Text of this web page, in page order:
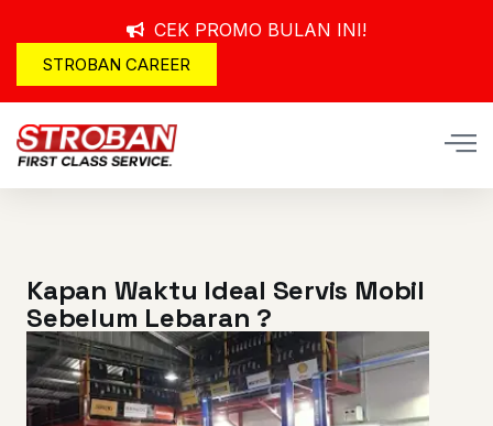
CEK PROMO BULAN INI!
STROBAN CAREER
Kapan Waktu Ideal Servis Mobil
Sebelum Lebaran ?